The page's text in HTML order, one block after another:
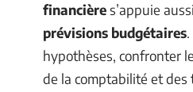
financières’appuie
prévisions budgétaires
hypothèses, confronter
de la comptabilité et des